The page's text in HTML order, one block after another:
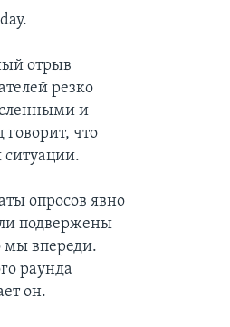
отрыв
резко
и
что
ситуации.
опросов явно
подвержены
мы впереди.
раунда
он.